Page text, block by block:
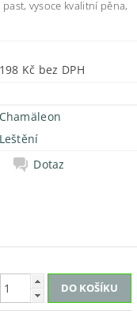
vysoce kvalitní pěna,
198 Kč bez DPH
Chamäleon
Leštění
Dotaz